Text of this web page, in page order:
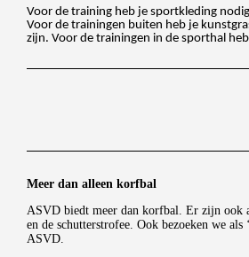
Voor de training heb je sportkleding
Voor de trainingen buiten heb je
zijn. Voor de trainingen in de sporthal
Meer dan alleen korfbal
ASVD biedt meer dan korfbal. Er zijn ook
en de schutterstrofee. Ook bezoeken we als
ASVD.